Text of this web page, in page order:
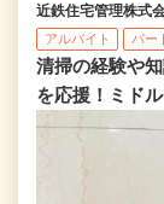
近鉄住宅管理株式
アルバイト パー
清掃の経験や
を応援！ミド